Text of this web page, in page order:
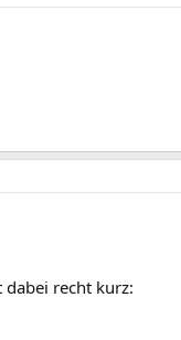
dabei recht kurz: